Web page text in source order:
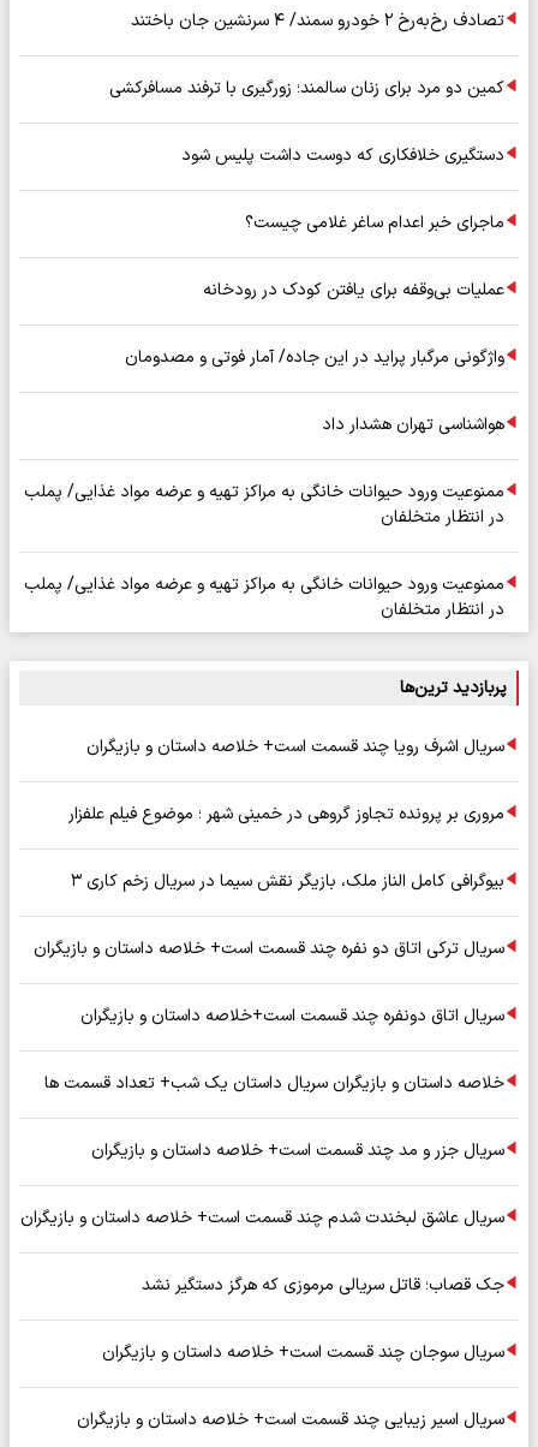
تصادف رخ‌به‌رخ ۲ خودرو سمند/ ۴ سرنشین جان باختند
کمین دو مرد برای زنان سالمند؛ زورگیری با ترفند مسافرکشی
دستگیری خلافکاری که دوست داشت پلیس شود
ماجرای خبر اعدام ساغر غلامی چیست؟
عملیات بی‌وقفه برای یافتن کودک در رودخانه
واژگونی مرگبار پراید در این جاده/ آمار فوتی و مصدومان
هواشناسی تهران هشدار داد
ممنوعیت ورود حیوانات خانگی به مراکز تهیه و عرضه مواد غذایی/ پملب
در انتظار متخلفان
ممنوعیت ورود حیوانات خانگی به مراکز تهیه و عرضه مواد غذایی/ پملب
در انتظار متخلفان
پربازدید ترین‌ها
سریال اشرف رویا چند قسمت است+ خلاصه داستان و بازیگران
مروری بر پرونده تجاوز گروهی در خمینی شهر ؛ موضوع فیلم علفزار
بیوگرافی کامل الناز ملک، بازیگر نقش سیما در سریال زخم کاری ۳
سریال ترکی اتاق دو نفره چند قسمت است+ خلاصه داستان و بازیگران
سریال اتاق دونفره چند قسمت است+خلاصه داستان و بازیگران
خلاصه داستان و بازیگران سریال داستان یک شب+ تعداد قسمت ها
سریال جزر و مد چند قسمت است+ خلاصه داستان و بازیگران
سریال عاشق لبخندت شدم چند قسمت است+ خلاصه داستان و بازیگران
جک قصاب؛ قاتل سریالی مرموزی که هرگز دستگیر نشد
سریال سوجان چند قسمت است+ خلاصه داستان و بازیگران
سریال اسیر زیبایی چند قسمت است+ خلاصه داستان و بازیگران